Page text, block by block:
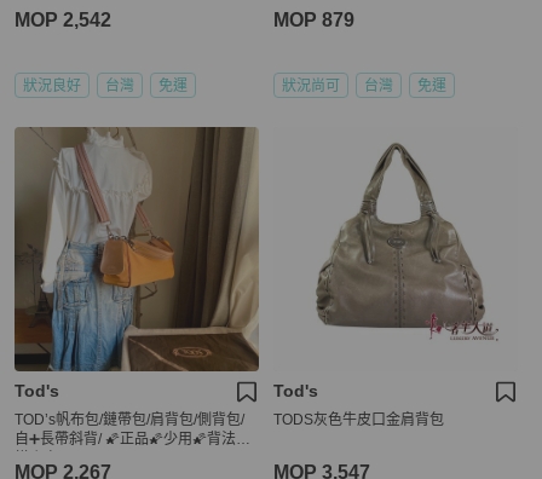
MOP 2,542
狀況良好 台灣 免運
MOP 879
狀況尚可 台灣 免運
Tod's
TOD’s帆布包/鏈帶包/肩背包/側背包/
自➕長帶斜背/ 🌠正品🌠少用🌠背法多
MOP 2,267
Tod's
TODS灰色牛皮口金肩背包
MOP 3,547